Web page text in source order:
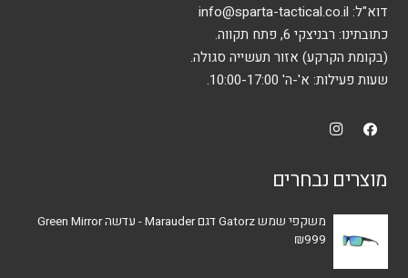
המוצר
דוא"ל: info@sparta-tactical.co.il
כתובתינו: רבניצקי 6, פתח תקווה.
(בקומת הקרקע) אזור תעשייה סגולה.
שעות פעילות: א'-ה' 10:00-17:00.
מוצרים נבחרים
משקפי שמש Gatorz דגם Marauder - עדשה Green Mirror
₪999